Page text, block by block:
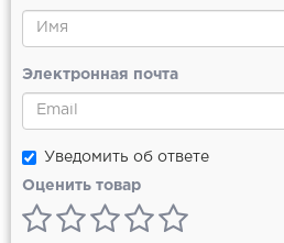
Электронная почта
Уведомить об ответе
Оценить товар